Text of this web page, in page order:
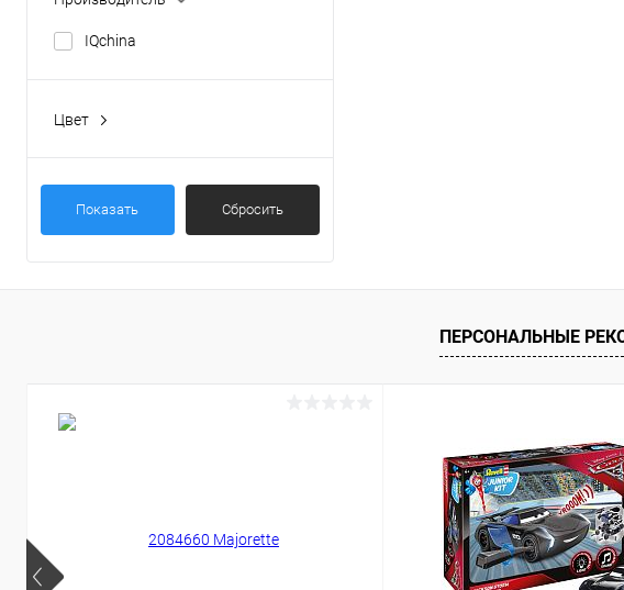
IQchina
Цвет
Показать Сбросить
ПЕРСОНАЛЬНЫЕ